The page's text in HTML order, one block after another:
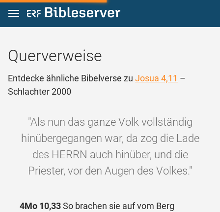
Zum Inhalt springen
Querverweise
Entdecke ähnliche Bibelverse zu Josua 4,11 –
Schlachter 2000
"Als nun das ganze Volk vollständig
hinübergegangen war, da zog die Lade
des HERRN auch hinüber, und die
Priester, vor den Augen des Volkes."
4Mo 10,33So brachen sie auf vom Berg